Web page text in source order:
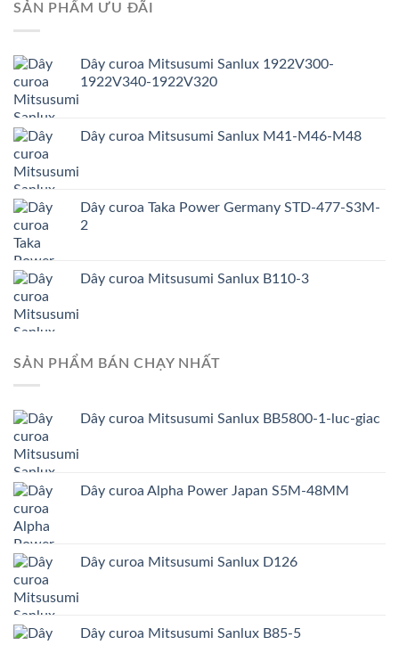
SẢN PHẨM ƯU ĐÃI
Dây curoa Mitsusumi Sanlux 1922V300-
1922V340-1922V320
Dây curoa Mitsusumi Sanlux M41-M46-M48
Dây curoa Taka Power Germany STD-477-S3M-
2
Dây curoa Mitsusumi Sanlux B110-3
SẢN PHẨM BÁN CHẠY NHẤT
Dây curoa Mitsusumi Sanlux BB5800-1-luc-giac
Dây curoa Alpha Power Japan S5M-48MM
Dây curoa Mitsusumi Sanlux D126
Dây curoa Mitsusumi Sanlux B85-5